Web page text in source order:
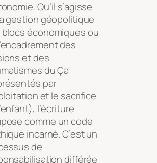
Qu’il s’agisse
gestion géopolitique
économiques ou
des
et des
du Ça
par
et le sacrifice
l’écriture
comme un code
incarné. C’est un
de
différée